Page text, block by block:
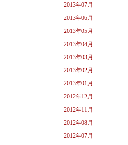
2013年07月
2013年06月
2013年05月
2013年04月
2013年03月
2013年02月
2013年01月
2012年12月
2012年11月
2012年08月
2012年07月